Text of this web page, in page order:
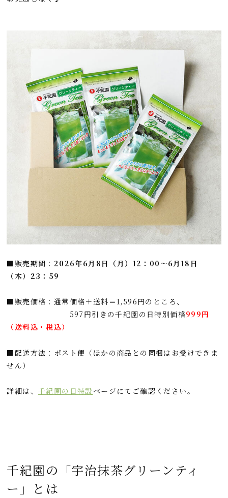
■販売期間： 2026年6月8日（月）12：00～6月18日
（木）23：59
■販売価格：通常価格＋送料＝1,596円のところ、
597円引きの千紀園の日特別価格999円
（送料込・税込）
■配送方法：ポスト便（ほかの商品との同梱はお受けできま
せん）
詳細は、千紀園の日特設ページにてご確認ください。
千紀園の「宇治抹茶グリーンティ
ー」とは